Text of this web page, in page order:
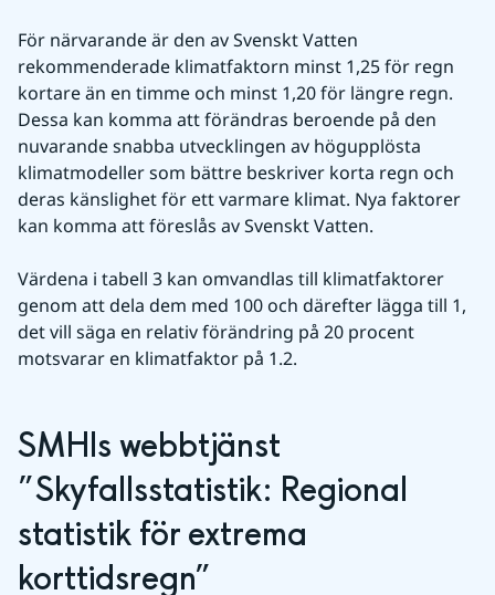
För närvarande är den av Svenskt Vatten
rekommenderade klimatfaktorn minst 1,25 för regn
kortare än en timme och minst 1,20 för längre regn.
Dessa kan komma att förändras beroende på den
nuvarande snabba utvecklingen av högupplösta
klimatmodeller som bättre beskriver korta regn och
deras känslighet för ett varmare klimat. Nya faktorer
kan komma att föreslås av Svenskt Vatten.
Värdena i tabell 3 kan omvandlas till klimatfaktorer
genom att dela dem med 100 och därefter lägga till 1,
det vill säga en relativ förändring på 20 procent
motsvarar en klimatfaktor på 1.2.
SMHIs webbtjänst
”Skyfallsstatistik: Regional
statistik för extrema
korttidsregn”